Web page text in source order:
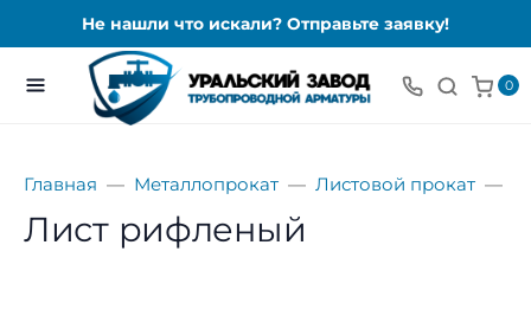
Не нашли что искали? Отправьте заявку!
0
Главная Металлопрокат Листовой прокат
Лист рифленый